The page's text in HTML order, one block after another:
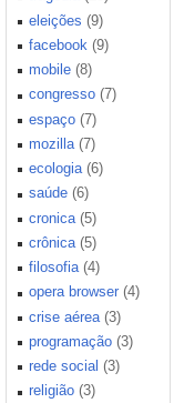
eleições (9)
facebook (9)
mobile (8)
congresso (7)
espaço (7)
mozilla (7)
ecologia (6)
saúde (6)
cronica (5)
crônica (5)
filosofia (4)
opera browser (4)
crise aérea (3)
programação (3)
rede social (3)
religião (3)